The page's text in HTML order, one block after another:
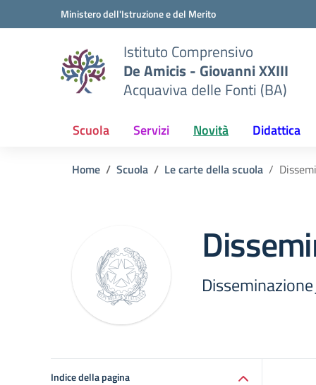
Vai ai contenuti
Vai al menu di navigazioneMinistero dell'Istruzione e del Merito
Istituto Comprensivo
De Amicis - Giovanni XXIII
Acquaviva delle Fonti (BA)
Scuola Servizi Novità Didattica
Home Scuola Le carte della scuola
Indice della pagina